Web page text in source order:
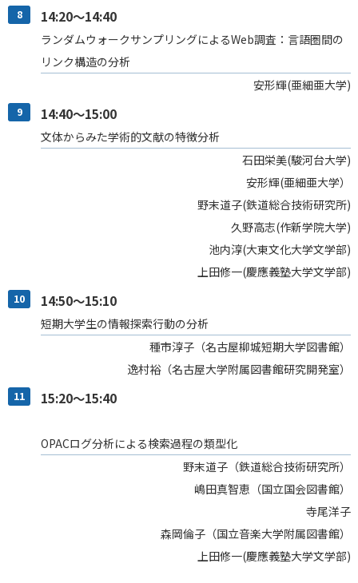
8 14:20～14:40
ランダムウォークサンプリングによるWeb調査：言語圏間の
リンク構造の分析
安形輝(亜細亜大学)
9 14:40～15:00
文体からみた学術的文献の特徴分析
石田栄美(駿河台大学)
安形輝(亜細亜大学）
野末道子(鉄道総合技術研究所)
久野高志(作新学院大学)
池内淳(大東文化大学文学部)
上田修一(慶應義塾大学文学部)
10 14:50～15:10
短期大学生の情報探索行動の分析
種市淳子（名古屋柳城短期大学図書館）
逸村裕（名古屋大学附属図書館研究開発室）
11 15:20～15:40
OPACログ分析による検索過程の類型化
野末道子（鉄道総合技術研究所）
嶋田真智恵（国立国会図書館）
寺尾洋子
森岡倫子（国立音楽大学附属図書館）
上田修一(慶應義塾大学文学部)